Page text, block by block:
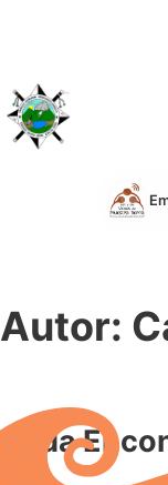
Autor:
Nada